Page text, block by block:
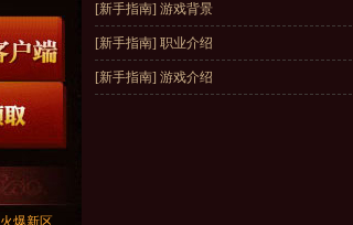
[新手指南] 游戏背景
[新手指南] 职业介绍
[新手指南] 游戏介绍
火爆新区